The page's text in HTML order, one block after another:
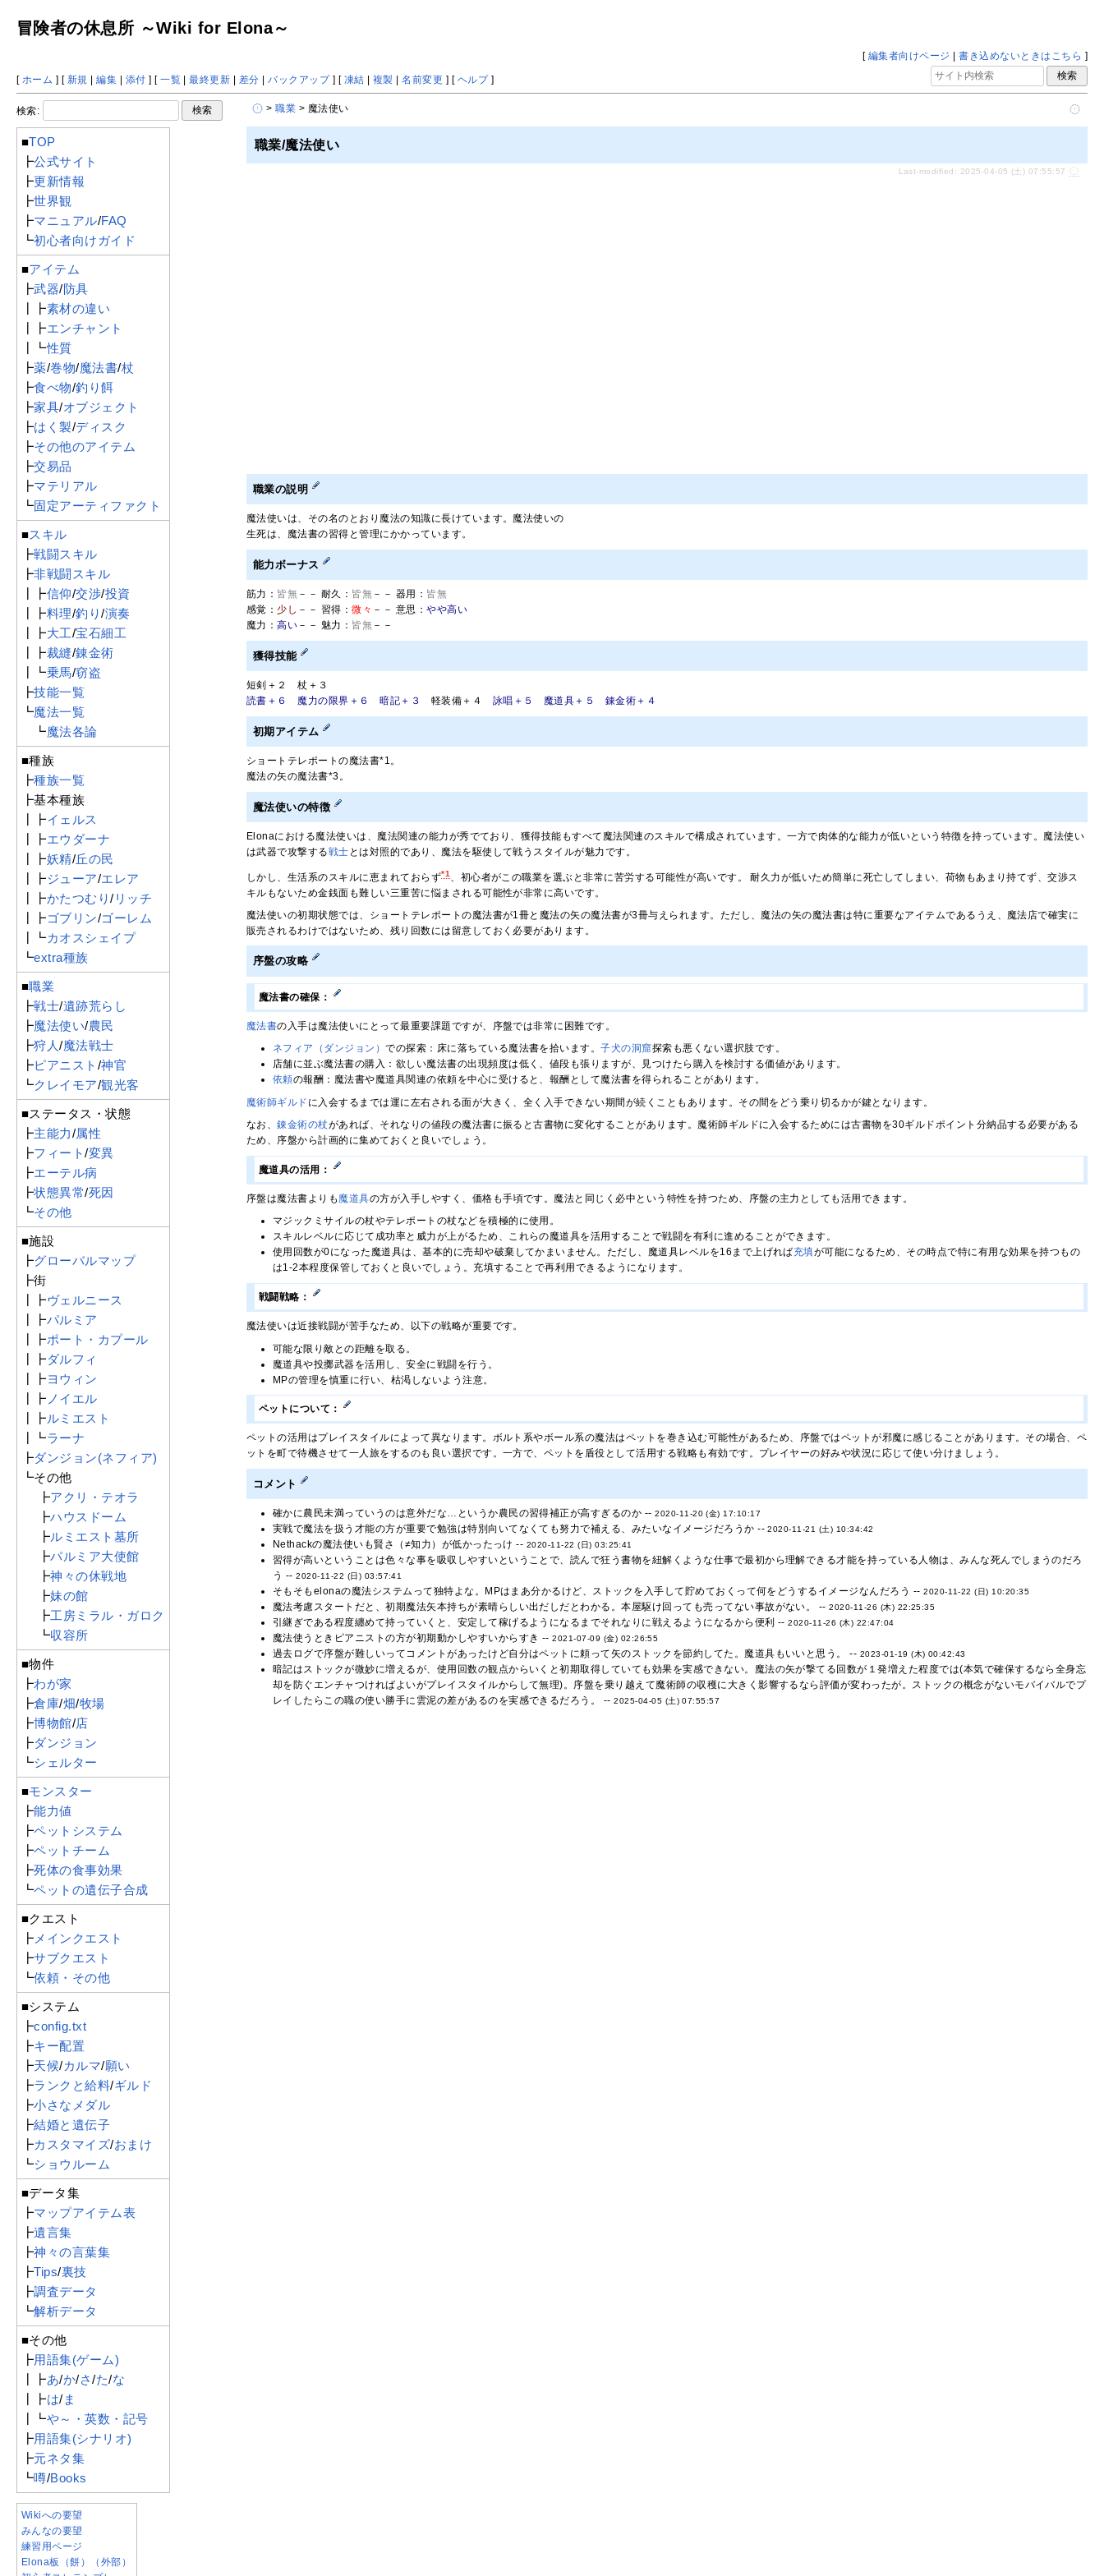
冒険者の休息所 ～Wiki for Elona～
[ 編集者向けページ |書き込めないときはこちら ]
[ ホーム ] [ 新規 |編集 | 添付 ] [一覧 |最終更新 | 差分 |バックアップ] [ 凍結 | 複製 |名前変更 ] [ ヘルプ]
>職業 > 魔法使い
職業/魔法使い
Last-modified: 2025-04-05 (土) 07:55:57
職業の説明
魔法使いは、その名のとおり魔法の知識に長けています。魔法使いの
生死は、魔法書の習得と管理にかかっています。
能力ボーナス
筋力： 皆無 －－ 耐久： 皆無 －－ 器用： 皆無
感覚： 少し －－ 習得：微々 －－ 意思：やや高い
魔力：高い －－ 魅力： 皆無 －－
獲得技能
短剣＋２ 杖＋３
読書＋６ 魔力の限界＋６ 暗記＋３
軽装備＋４ 詠唱＋５ 魔道具＋５ 錬金術＋４
初期アイテム
ショートテレポートの魔法書*1。
魔法の矢の魔法書*3。
魔法使いの特徴
Elonaにおける魔法使いは、魔法関連の能力が秀でており、獲得技能もすべて魔法関連のスキルで構成されています。一方で肉体的な能力が低いという特徴を持っています。魔法使い
は武器で攻撃する戦士 とは対照的であり、魔法を駆使して戦うスタイルが魅力です。
しかし、生活系のスキルに恵まれておらず*1
、初心者がこの職業を選ぶと非常に苦労する可能性が高いです。 耐久力が低いため簡単に死亡してしまい、荷物もあまり持てず、交渉ス
キルもないため金銭面も難しい三重苦に悩まされる可能性が非常に高いです。
魔法使いの初期状態では、ショートテレポートの魔法書が1冊と魔法の矢の魔法書が3冊与えられます。ただし、魔法の矢の魔法書は特に重要なアイテムであるうえ、魔法店で確実に
販売されるわけではないため、残り回数には留意しておく必要があります。
序盤の攻略
魔法書の確保：
魔法書の入手は魔法使いにとって最重要課題ですが、序盤では非常に困難です。
ネフィア（ダンジョン）での探索：床に落ちている魔法書を拾います。子犬の洞窟探索も悪くない選択肢です。
店舗に並ぶ魔法書の購入：欲しい魔法書の出現頻度は低く、値段も張りますが、見つけたら購入を検討する価値があります。
依頼の報酬：魔法書や魔道具関連の依頼を中心に受けると、報酬として魔法書を得られることがあります。
魔術師ギルド に入会するまでは運に左右される面が大きく、全く入手できない期間が続くこともあります。その間をどう乗り切るかが鍵となります。
なお、錬金術の杖があれば、それなりの値段の魔法書に振ると古書物に変化することがあります。魔術師ギルドに入会するためには古書物を30ギルドポイント分納品する必要がある
ため、序盤から計画的に集めておくと良いでしょう。
魔道具の活用：
序盤は魔法書よりも 魔道具の方が入手しやすく、価格も手頃です。魔法と同じく必中という特性を持つため、序盤の主力としても活用できます。
マジックミサイルの杖やテレポートの杖などを積極的に使用。
スキルレベルに応じて成功率と威力が上がるため、これらの魔道具を活用することで戦闘を有利に進めることができます。
使用回数が0になった魔道具は、基本的に売却や破棄してかまいません。ただし、魔道具レベルを16まで上げれば充填が可能になるため、その時点で特に有用な効果を持つもの
は1-2本程度保管しておくと良いでしょう。充填することで再利用できるようになります。
戦闘戦略：
魔法使いは近接戦闘が苦手なため、以下の戦略が重要です。
可能な限り敵との距離を取る。
魔道具や投擲武器を活用し、安全に戦闘を行う。
MPの管理を慎重に行い、枯渇しないよう注意。
ペットについて：
ペットの活用はプレイスタイルによって異なります。ボルト系やボール系の魔法はペットを巻き込む可能性があるため、序盤ではペットが邪魔に感じることがあります。その場合、ペ
ットを町で待機させて一人旅をするのも良い選択です。一方で、ペットを盾役として活用する戦略も有効です。プレイヤーの好みや状況に応じて使い分けましょう。
コメント
確かに農民未満っていうのは意外だな…というか農民の習得補正が高すぎるのか --2020-11-20 (金) 17:10:17
実戦で魔法を扱う才能の方が重要で勉強は特別向いてなくても努力で補える、みたいなイメージだろうか --2020-11-21 (土) 10:34:42
Nethackの魔法使いも賢さ（≠知力）が低かったっけ -- 2020-11-22 (日) 03:25:41
習得が高いということは色々な事を吸収しやすいということで、読んで狂う書物を紐解くような仕事で最初から理解できる才能を持っている人物は、みんな死んでしまうのだろ
う --2020-11-22 (日) 03:57:41
そもそもelonaの魔法システムって独特よな。MPはまあ分かるけど、ストックを入手して貯めておくって何をどうするイメージなんだろう --2020-11-22 (日) 10:20:35
魔法考慮スタートだと、初期魔法矢本持ちが素晴らしい出だしだとわかる。本屋駆け回っても売ってない事故がない。 --2020-11-26 (木) 22:25:35
引継ぎである程度纏めて持っていくと、安定して稼げるようになるまでそれなりに戦えるようになるから便利 --2020-11-26 (木) 22:47:04
魔法使うときピアニストの方が初期動かしやすいからすき --2021-07-09 (金) 02:26:55
過去ログで序盤が難しいってコメントがあったけど自分はペットに頼って矢のストックを節約してた。魔道具もいいと思う。 -- 2023-01-19 (木) 00:42:43
暗記はストックが微妙に増えるが、使用回数の観点からいくと初期取得していても効果を実感できない。魔法の矢が撃てる回数が１発増えた程度では(本気で確保するなら全身忘
却を防ぐエンチャつければよいがプレイスタイルからして無理)。序盤を乗り越えて魔術師の収穫に大きく影響するなら評価が変わったが。ストックの概念がないモバイバルでプ
レイしたらこの職の使い勝手に雲泥の差があるのを実感できるだろう。 --2025-04-05 (土) 07:55:57
検索:
■TOP
┣公式サイト
┣更新情報
┣世界観
┣マニュアル/FAQ
┗初心者向けガイド
■アイテム
┣武器/防具
┃┣素材の違い
┃┣エンチャント
┃┗性質
┣薬/巻物/魔法書/杖
┣食べ物/釣り餌
┣家具/オブジェクト
┣はく製/ディスク
┣その他のアイテム
┣交易品
┣マテリアル
┗固定アーティファクト
■スキル
┣戦闘スキル
┣非戦闘スキル
┃┣信仰/交渉/投資
┃┣料理/釣り/演奏
┃┣大工/宝石細工
┃┣裁縫/錬金術
┃┗乗馬/窃盗
┣技能一覧
┗魔法一覧
┗魔法各論
■種族
┣種族一覧
┣基本種族
┃┣イェルス
┃┣エウダーナ
┃┣妖精/丘の民
┃┣ジューア/エレア
┃┣かたつむり/ リッチ
┃┣ゴブリン/ゴーレム
┃┗カオスシェイプ
┗extra種族
■職業
┣戦士/遺跡荒らし
┣魔法使い/農民
┣狩人/魔法戦士
┣ピアニスト /神官
┗クレイモア/観光客
■ステータス・状態
┣主能力/属性
┣フィート/変異
┣エーテル病
┣状態異常/死因
┗その他
■施設
┣グローバルマップ
┣街
┃┣ヴェルニース
┃┣パルミア
┃┣ポート・カプール
┃┣ダルフィ
┃┣ヨウィン
┃┣ ノイエル
┃┣ルミエスト
┃┗ラーナ
┣ダンジョン(ネフィア)
┗その他
┣アクリ・テオラ
┣ハウスドーム
┣ルミエスト墓所
┣パルミア大使館
┣神々の休戦地
┣妹の館
┣工房ミラル・ガロク
┗収容所
■物件
┣わが家
┣倉庫/畑/牧場
┣博物館/店
┣ダンジョン
┗シェルター
■モンスター
┣能力値
┣ペットシステム
┣ペットチーム
┣死体の食事効果
┗ペットの遺伝子合成
■クエスト
┣ メインクエスト
┣サブクエスト
┗依頼・その他
■システム
┣config.txt
┣キー配置
┣天候/カルマ/願い
┣ランクと給料/ギルド
┣小さなメダル
┣結婚と遺伝子
┣カスタマイズ/おまけ
┗ショウルーム
■データ集
┣マップアイテム表
┣遺言集
┣神々の言葉集
┣Tips/裏技
┣調査データ
┗解析データ
■その他
┣用語集(ゲーム)
┃┣あ/か/さ/た/な
┃┣は/ ま
┃┗や～・英数・記号
┣用語集(シナリオ)
┣元ネタ集
┗噂/Books
Wikiへの要望
みんなの要望
練習用ページ
Elona板（餅）（外部）